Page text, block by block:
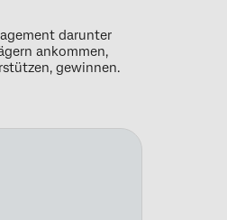
darunter
ankommen,
gewinnen.